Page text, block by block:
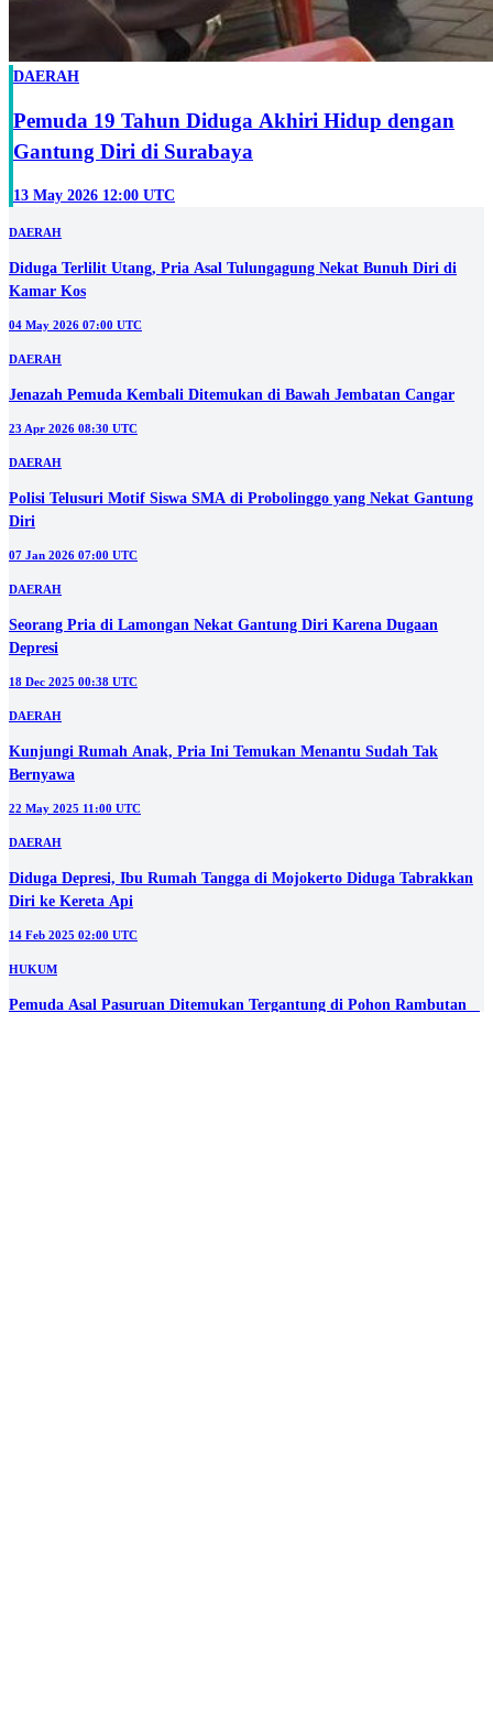
DAERAH
Pemuda 19 Tahun Diduga Akhiri Hidup dengan
Gantung Diri di Surabaya
13 May 2026 12:00 UTC
DAERAH
Diduga Terlilit Utang, Pria Asal Tulungagung Nekat Bunuh Diri di
Kamar Kos
04 May 2026 07:00 UTC
DAERAH
Jenazah Pemuda Kembali Ditemukan di Bawah Jembatan Cangar
23 Apr 2026 08:30 UTC
DAERAH
Polisi Telusuri Motif Siswa SMA di Probolinggo yang Nekat Gantung
Diri
07 Jan 2026 07:00 UTC
DAERAH
Seorang Pria di Lamongan Nekat Gantung Diri Karena Dugaan
Depresi
18 Dec 2025 00:38 UTC